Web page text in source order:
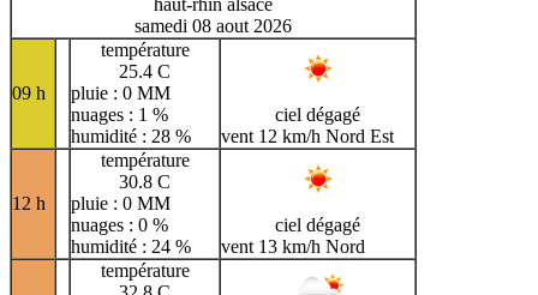
samedi 08 aout 2026
09 h
température
25.4 C
pluie : 0 MM
nuages : 1 %
humidité : 28 %
ciel dégagé
vent 12 km/h Nord Est
12 h
température
30.8 C
pluie : 0 MM
nuages : 0 %
humidité : 24 %
ciel dégagé
vent 13 km/h Nord
température